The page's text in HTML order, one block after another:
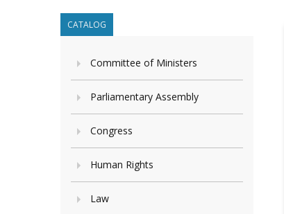
CATALOG
Committee of Ministers
Parliamentary Assembly
Congress
Human Rights
Law